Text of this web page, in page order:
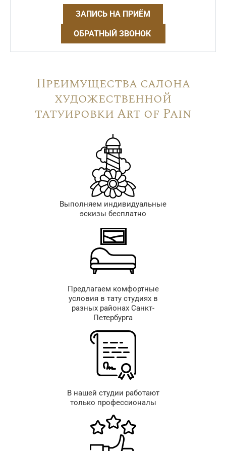
ЗАПИСЬ НА ПРИЁМ
ОБРАТНЫЙ ЗВОНОК
Преимущества салона
художественной
татуировки Art of Pain
Выполняем индивидуальные
эскизы бесплатно
Предлагаем комфортные
условия в тату студиях в
разных районах Санкт-
Петербурга
В нашей студии работают
только профессионалы